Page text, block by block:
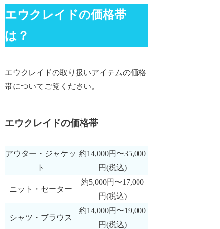
エウクレイドの価格帯
は？
エウクレイドの取り扱いアイテムの価格
帯についてご覧ください。
エウクレイドの価格帯
アウター・ジャケッ
ト
約14,000円〜35,000
円(税込)
ニット・セーター
約5,000円〜17,000
円(税込)
シャツ・ブラウス
約14,000円〜19,000
円(税込)